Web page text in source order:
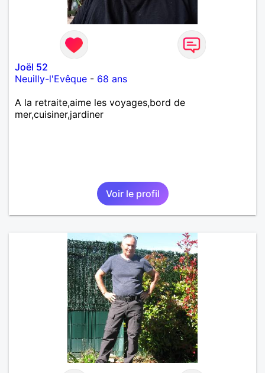
Joël 52
Neuilly-l'Evêque - 68 ans
A la retraite,aime les voyages,bord de
mer,cuisiner,jardiner
Voir le profil